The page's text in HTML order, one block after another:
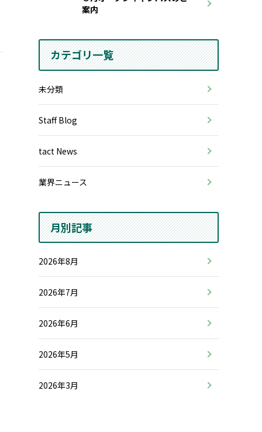
案内
カテゴリ一覧
未分類
Staff Blog
tact News
業界ニュース
月別記事
2026年8月
2026年7月
2026年6月
2026年5月
2026年3月